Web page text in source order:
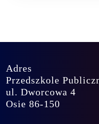
Adres
Przedszkole
ul. Dworcowa 4
Osie 86-150